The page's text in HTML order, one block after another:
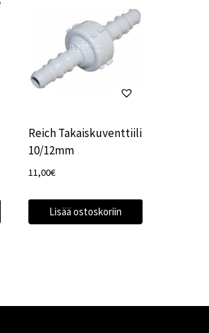
Reich Takaiskuventtiili
10/12mm
11,00€
Lisää ostoskoriin